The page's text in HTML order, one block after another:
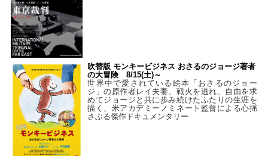
吹替版 モンキービジネス おさるのジョージ著者
の大冒険 8/15(土)～
世界中で愛されている絵本「おさるのジョー
ジ」の原作者レイ夫妻。戦火を逃れ、自由を求
めてジョージと共に歩み続けたふたりの生涯を
描く、米アカデミーノミネート監督による心揺
さぶる傑作ドキュメンタリー